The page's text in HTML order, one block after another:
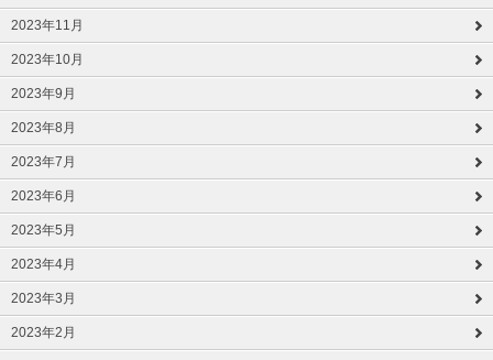
2023年11月
2023年10月
2023年9月
2023年8月
2023年7月
2023年6月
2023年5月
2023年4月
2023年3月
2023年2月